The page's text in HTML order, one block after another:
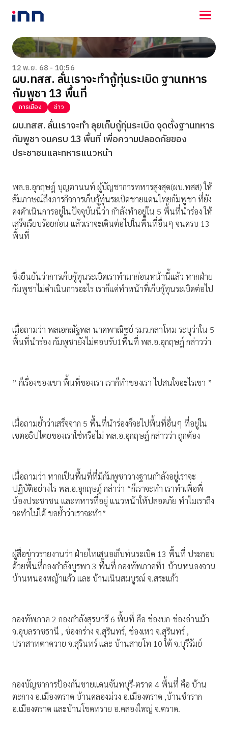
NEWS
ENTERTAINMENT
LIFESTYLE
HOROSCOPE
LOTTERY
VIDEO
ร่วมด้วยช่วยกัน
12 พ.ย. 68 - 10:56
ผบ.ทสส. ลั่นเราจะทำกู้ทุ่นระเบิด ฐานทหาร
กัมพูชา 13 พื้นที่
การเมือง ข่าว
ผบ.ทสส. ลั่นเราจะทำ ลุยเก็บกู้ทุ่นระเบิด จุดตั้งฐานทหาร
กัมพูชา จนครบ 13 พื้นที่ เพื่อความปลอดภัยของ
ประชาชนและทหารแนวหน้า
พล.อ.อุกฤษฎ์ บุญตานนท์ ผู้บัญชาการทหารสูงสุด(ผบ.ทสส) ให้
สัมภาษณ์ถึงภารกิจการเก็บกู้ทุ่นระเบิดชายแดนไทยกัมพูชา ที่ยัง
คงดําเนินการอยู่ในปัจจุบันนี้ว่า กําลังทําอยู่ใน 5 พื้นที่นำร่อง ให้
เสร็จเรียบร้อยก่อน แล้วเราจะเดินต่อไปในพื้นที่อื่นๆ จนครบ 13
พื้นที่
ซึ่งยืนยันว่าการเก็บกู้ทุนระเบิดเราทํามาก่อนหน้านี้แล้ว หากฝ่าย
กัมพูชาไม่ดําเนินการอะไร เราก็แค่ทําหน้าที่เก็บกู้ทุนระเบิดต่อไป
เมื่อถามว่า พลเอกณัฐพล นาคพาณิชย์ รมว.กลาโหม ระบุว่าใน 5
พื้นที่นําร่อง กัมพูชายังไม่ตอบรับ1พื้นที่ พล.อ.อุกฤษฎ์ กล่าวว่า
” ก็เรื่องของเขา พื้นที่ของเรา เราก็ทําของเรา ไปสนใจอะไรเขา ”
เมื่อถามย้ำว่าเสร็จจาก 5 พื้นที่นําร่องก็จะไปพื้นที่อื่นๆ ที่อยู่ใน
เขตอธิปไตยของเราใช่หรือไม่ พล.อ.อุกฤษฎ์ กล่าวว่า ถูกต้อง
เมื่อถามว่า หากเป็นพื้นที่ที่มีกัมพูชาวางฐานกําลังอยู่เราจะ
ปฏิบัติอย่างไร พล.อ.อุกฤษฎ์ กล่าว่า “ก็เราจะทํา เราทําเพื่อพี่
น้องประชาชน และทหารที่อยู่ แนวหน้าให้ปลอดภัย ทําไมเราถึง
จะทําไม่ได้ ขอย้ำว่าเราจะทํา”
ผู้สื่อข่าวรายงานว่า ฝ่ายไทเสนอเก็บท่นระเบิด 13 พื้นที่ ประกอบ
ด้วยพื้นที่กองกำลังบูรพา 3 พื้นที่ กองทัพภาคที่1 บ้านหนองจาน
บ้านหนองหญ้าแก้ว และ บ้านเนินสมบูรณ์ จ.สระแก้ว
กองทัพภาค 2 กองกำลังสุรนารี 6 พื้นที่ คือ ช่องบก-ช่องอ่านม้า
จ.อุบลราชธานี , ช่องกร่าง จ.สุรินทร์, ช่องเหว จ.สุรินทร์ ,
ปราสาทตาควาย จ.สุรินทร์ และ บ้านสายโท 10 ใต้ จ.บุรีรัมย์
กองบัญชาการป้องกันชายแดนจันทบุรี-ตราด 4 พื้นที่ คือ บ้าน
ตะกาง อ.เมืองตราด บ้านคลองม่วง อ.เมืองตราด ,บ้านชำราก
อ.เมืองตราด และบ้านโขดทราย อ.คลองใหญ่ จ.ตราด.